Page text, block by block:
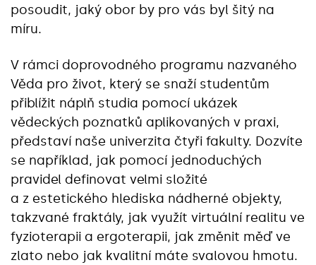
posoudit, jaký obor by pro vás byl šitý na
míru.
V rámci doprovodného programu nazvaného
Věda pro život, který se snaží studentům
přiblížit náplň studia pomocí ukázek
vědeckých poznatků aplikovaných v praxi,
představí naše univerzita čtyři fakulty. Dozvíte
se například, jak pomocí jednoduchých
pravidel definovat velmi složité
a z estetického hlediska nádherné objekty,
takzvané fraktály, jak využít virtuální realitu ve
fyzioterapii a ergoterapii, jak změnit měď ve
zlato nebo jak kvalitní máte svalovou hmotu.